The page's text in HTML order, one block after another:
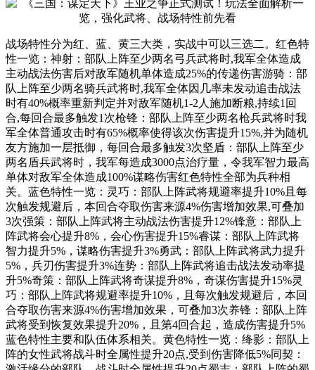
战场特性分为红、蓝、黄三大类，实战中可以三选二。红色特
性一览：神射：部队上阵至少两名弓兵武将时,我军全体造成
主动战法伤害后对敌军随机单体造成25%的传递伤害游骑：部
队上阵至少两名骑兵武将时,我军全体因几率未发动追击战法
时有40%概率重新判定并对敌军随机1-2人施加断粮,持续1回
合,每回合最多触发1次枪锋：部队上阵至少两名枪兵武将时我
军全体普通攻击时有65%概率使得该次伤害提升15%,并为随机
友方施加一层抵御，每回合最多触发3次坚盾：部队上阵至少
两名盾兵武将时，我军每造成3000点治疗量，令我军智力最高
单体对敌军全体造成100%谋略伤害红色特性全部为兵种相
关。蓝色特性一览：灵巧：部队上阵武将规避率提升10%且每
次触发规避后，本回合夺取伤害来源4%伤害增加效果,可叠加
3次强策：部队上阵武将主动战法伤害提升12%锋意：部队上
阵武将会心提升8%，会心伤害提升15%睿谋：部队上阵武将
智力提升5%，谋略伤害提升3%勇武：部队上阵武将武力提升
5%，兵刃伤害提升3%连势：部队上阵武将追击战法发动率提
升5%奇策：部队上阵武将奇谋提升8%，奇谋伤害提升15%灵
巧：部队上阵武将规避率提升10%，且每次触发规避后，本回
合夺取伤害来源4%伤害增加效果，可叠加3次养锋：部队上阵
武将受到恢复效果提升20%，且第4回合起，造成伤害提升5%
蓝色特性主要和队伍体系相关。黄色特性一览：绛影：部队上
阵的女性武将战斗时全属性提升20点,受到伤害降低5%同契：